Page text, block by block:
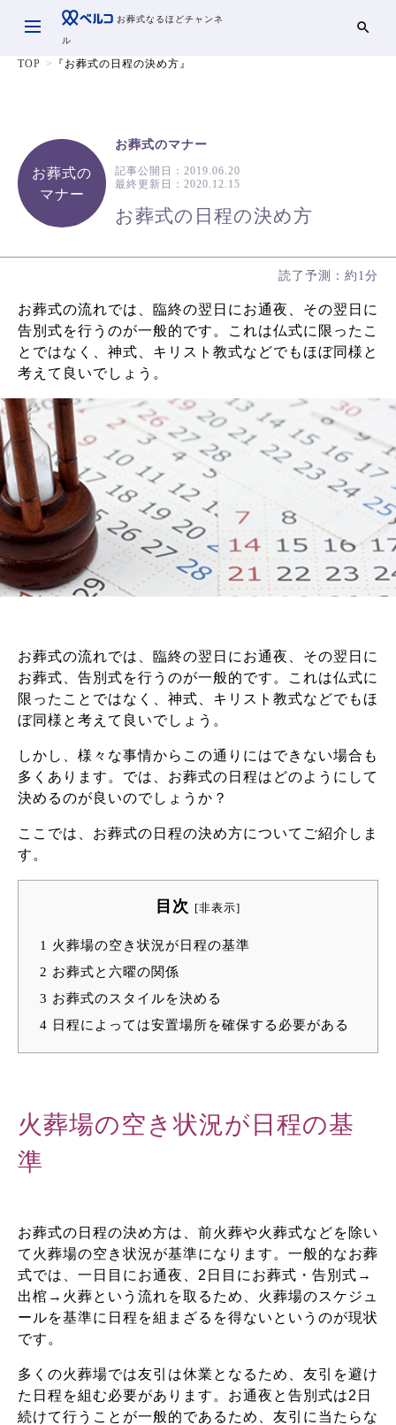
お葬式なるほどチャンネ
ル
TOP 『お葬式の日程の決め方』
お葬式の
マナー
お葬式のマナー
記事公開日： 2019.06.20
最終更新日： 2020.12.15
お葬式の日程の決め方
読了予測：約1分
お葬式の流れでは、臨終の翌日にお通夜、その翌日に
告別式を行うのが一般的です。これは仏式に限ったこ
とではなく、神式、キリスト教式などでもほぼ同様と
考えて良いでしょう。
お葬式の流れでは、臨終の翌日にお通夜、その翌日に
お葬式、告別式を行うのが一般的です。これは仏式に
限ったことではなく、神式、キリスト教式などでもほ
ぼ同様と考えて良いでしょう。
しかし、様々な事情からこの通りにはできない場合も
多くあります。では、お葬式の日程はどのようにして
決めるのが良いのでしょうか？
ここでは、お葬式の日程の決め方についてご紹介しま
す。
目次 [非表示]
1 火葬場の空き状況が日程の基準
2 お葬式と六曜の関係
3 お葬式のスタイルを決める
4 日程によっては安置場所を確保する必要がある
火葬場の空き状況が日程の基
準
お葬式の日程の決め方は、前火葬や火葬式などを除い
て火葬場の空き状況が基準になります。一般的なお葬
式では、一日目にお通夜、2日目にお葬式・告別式→
出棺→火葬という流れを取るため、火葬場のスケジュ
ールを基準に日程を組まざるを得ないというのが現状
です。
多くの火葬場では友引は休業となるため、友引を避け
た日程を組む必要があります。お通夜と告別式は2日
続けて行うことが一般的であるため、友引に当たらな